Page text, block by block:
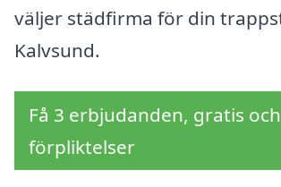
väljer städfirma för din
Kalvsund.
Få 3 erbjudanden, gratis
förpliktelser